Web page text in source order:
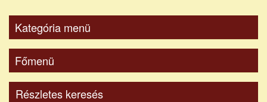
Kategória menü
Főmenü
Részletes keresés